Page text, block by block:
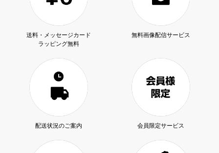
送料・メッセージカード
ラッピング無料
無料画像配信サービス
配送状況のご案内 会員限定サービス